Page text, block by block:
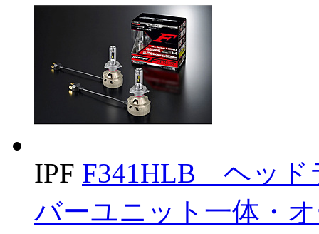
IPF F341HLB ヘッド
バーユニット一体・